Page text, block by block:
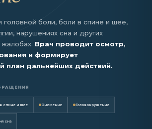
головной боли, боли в спине и шее,
нарушениях сна и других
жалобах. Врач проводит осмотр,
и формирует
план дальнейших действий.
спине и шее Онемение Головокружение
сна